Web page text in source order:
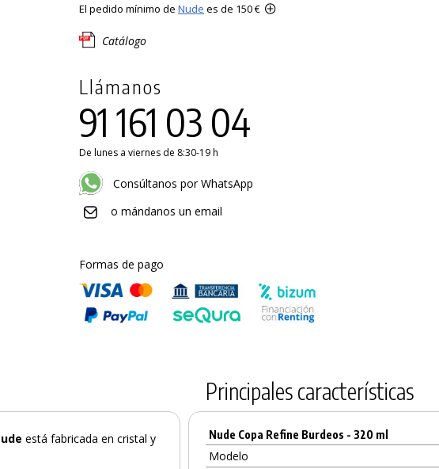
El pedido mínimo de Nude es de 150 €
Catálogo
Llámanos
91 161 03 04
De lunes a viernes de 8:30-19 h
Consúltanos por WhatsApp
o mándanos un email
Formas de pago
está fabricada en cristal y
Principales características
Nude Copa Refine Burdeos - 320 ml
Modelo